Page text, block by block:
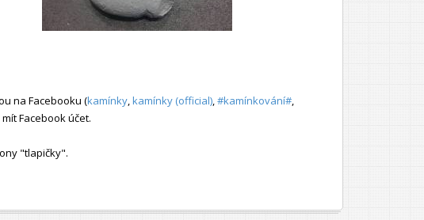
na Facebooku (kamínky kamínky (official) #kamínkování#
Facebook účet.
"tlapičky".